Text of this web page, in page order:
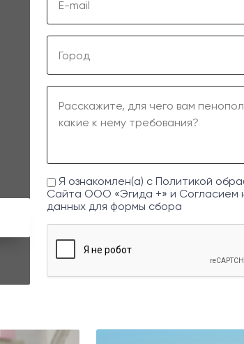
Я ознакомлен(а) с Политикой
Сайта ООО «Эгида +» и Согласием
данных для формы сбора